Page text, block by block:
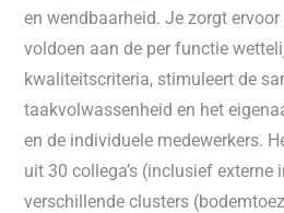
en wendbaarheid. Je zorgt
voldoen aan de per functie
kwaliteitscriteria, stimuleert de
taakvolwassenheid en het
en de individuele medewerkers.
uit 30 collega’s (inclusief externe
verschillende clusters